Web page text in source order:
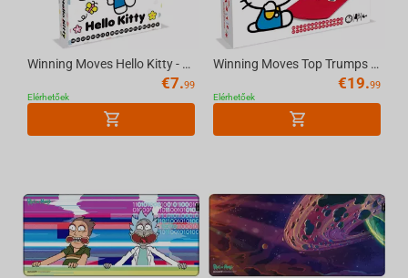
Winning Moves Hello Kitty - WHOT Multillingual
€7.99
Elérhetőek
Winning Moves Top Trumps Match - Hello Kitty Multilingual Board Game
€19.99
Elérhetőek